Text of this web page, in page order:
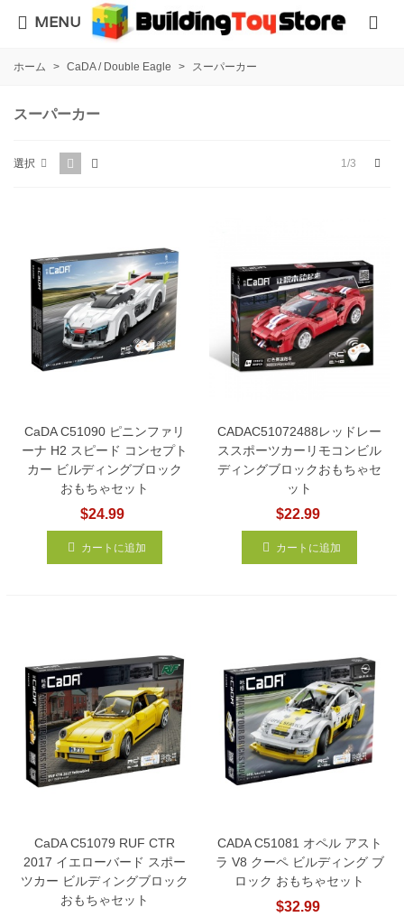
MENU
ホーム > CaDA / Double Eagle > スーパーカー
スーパーカー
選択 1/3
CaDA C51090 ピニンファリ
ーナ H2 スピード コンセプト
カー ビルディングブロック
おもちゃセット
$24.99
カートに追加
CADAC51072488レッドレー
ススポーツカーリモコンビル
ディングブロックおもちゃセ
ット
$22.99
カートに追加
CaDA C51079 RUF CTR
2017 イエローバード スポー
ツカー ビルディングブロック
おもちゃセット
CADA C51081 オペル アスト
ラ V8 クーペ ビルディング ブ
ロック おもちゃセット
$32.99